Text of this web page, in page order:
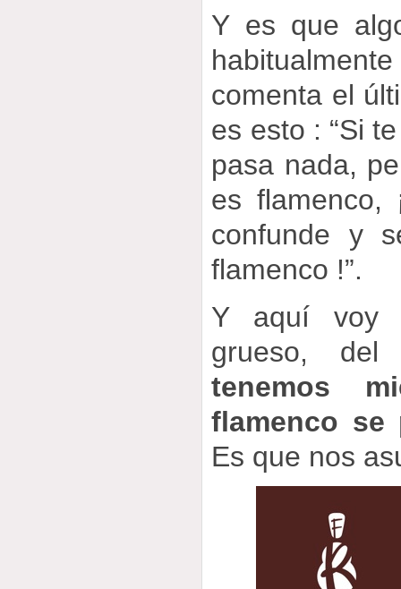
Y es que
comenta el
es esto : “Si
pasa nada,
es flamenco,
confunde y
flamenco !”.
Y aquí voy
grueso,
tenemos
flamenco se
Es que nos